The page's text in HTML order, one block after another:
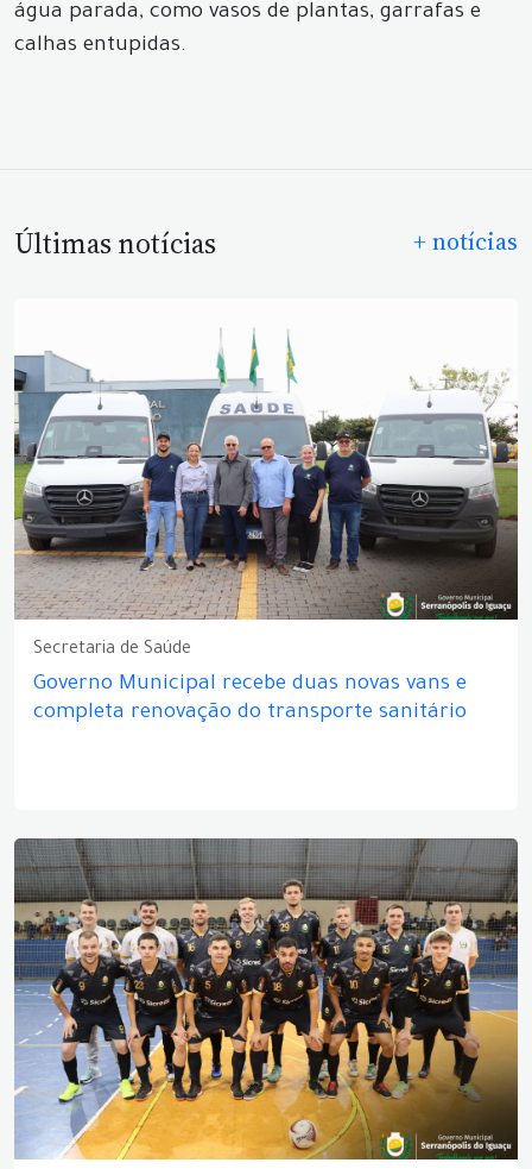
água parada, como vasos de plantas, garrafas e
calhas entupidas.
Últimas notícias + notícias
Secretaria de Saúde
Governo Municipal recebe duas novas vans e
completa renovação do transporte sanitário